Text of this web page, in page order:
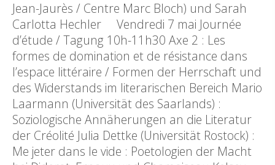
Jean-Jaurès / Centre Marc Bloch) und Sarah
Carlotta Hechler Vendredi 7 mai Journée
d’étude / Tagung 10h-11h30 Axe 2 : Les
formes de domination et de résistance dans
l’espace littéraire / Formen der Herrschaft und
des Widerstands im literarischen Bereich Mario
Laarmann (Universität des Saarlands) :
Soziologische Annäherungen an die Literatur
der Créolité Julia Dettke (Universität Rostock) :
Me jeter dans le vide : Poetologien der Macht